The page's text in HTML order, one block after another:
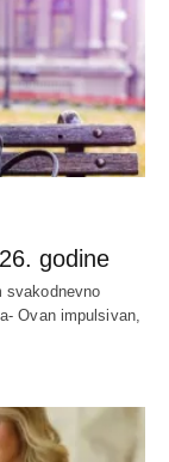
godine
svakodnevno
Ovan impulsivan,